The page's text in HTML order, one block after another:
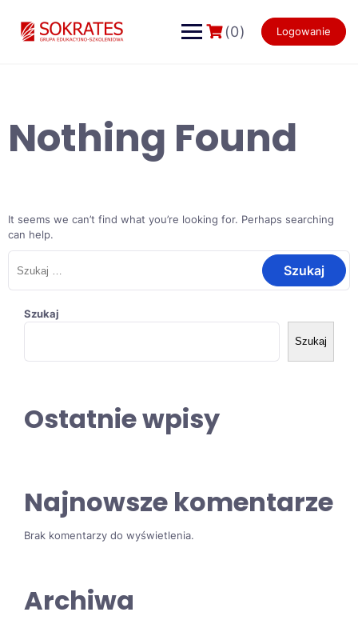
content
(0) Logowanie
Nothing Found
It seems we can’t find what you’re looking for. Perhaps searching
can help.
Szukaj:
Szukaj
Szukaj
Ostatnie wpisy
Najnowsze komentarze
Brak komentarzy do wyświetlenia.
Archiwa